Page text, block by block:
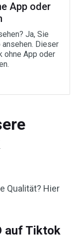
App oder
Ja, Sie
ansehen. Dieser
ohne App oder
Qualität? Hier
auf Tiktok